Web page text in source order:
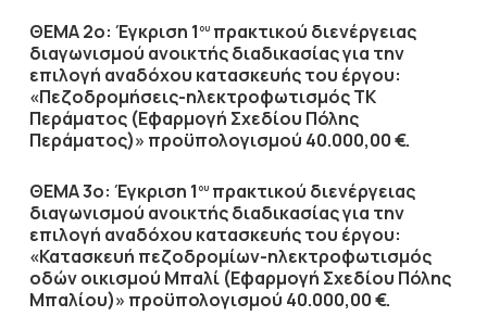
ΘΕΜΑ 2ο: Έγκριση 1 ουπρακτικού διενέργειας
διαγωνισμού ανοικτής διαδικασίας για την
επιλογή αναδόχου κατασκευής του έργου:
«Πεζοδρομήσεις-ηλεκτροφωτισμός ΤΚ
Περάματος (Εφαρμογή Σχεδίου Πόλης
Περάματος)» προϋπολογισμού 40.000,00 €.
ΘΕΜΑ 3ο: Έγκριση 1 ουπρακτικού διενέργειας
διαγωνισμού ανοικτής διαδικασίας για την
επιλογή αναδόχου κατασκευής του έργου:
«Κατασκευή πεζοδρομίων-ηλεκτροφωτισμός
οδών οικισμού Μπαλί (Εφαρμογή Σχεδίου Πόλης
Μπαλίου)» προϋπολογισμού 40.000,00 €.